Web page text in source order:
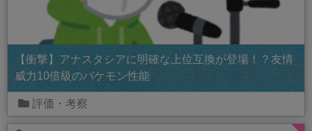
【衝撃】アナスタシアに明確な上位互換が登場！？友情
威力10倍級のバケモン性能
評価・考察